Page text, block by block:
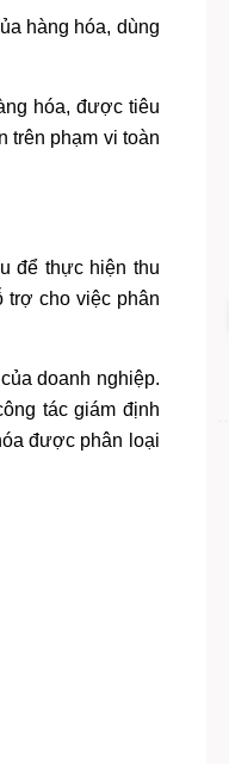
hàng hóa, dùng
hóa, được tiêu
trên phạm vi toàn
để thực hiện thu
trợ cho việc phân
doanh nghiệp.
tác giám định
được phân loại